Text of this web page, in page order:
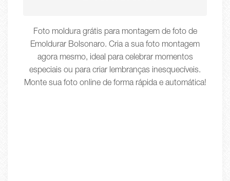
Foto moldura grátis para montagem de foto de
Emoldurar Bolsonaro. Cria a sua foto montagem
agora mesmo, ideal para celebrar momentos
especiais ou para criar lembranças inesquecíveis.
Monte sua foto online de forma rápida e automática!